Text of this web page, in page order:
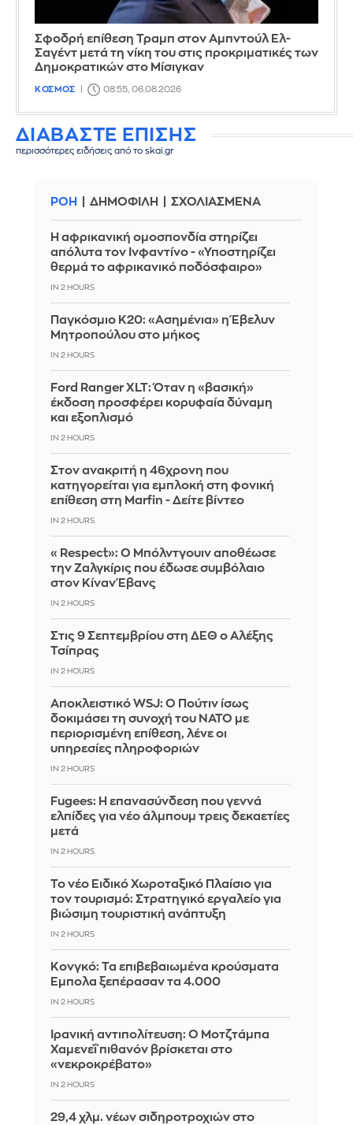
Σφοδρή επίθεση Τραμπ στον Αμπντούλ Ελ-
Σαγέντ μετά τη νίκη του στις προκριματικές των
Δημοκρατικών στο Μίσιγκαν
ΚΟΣΜΟΣ 08:55, 06.08.2026
ΔΙΑΒΑΣΤΕ ΕΠΙΣΗΣ
περισσότερες ειδήσεις από το skai.gr
ΡΟΗ ΔΗΜΟΦΙΛΗ ΣΧΟΛΙΑΣΜΕΝΑ
Η αφρικανική ομοσπονδία στηρίζει
απόλυτα τον Ινφαντίνο - «Υποστηρίζει
θερμά το αφρικανικό ποδόσφαιρο»
IN 2 HOURS
Παγκόσμιο Κ20: «Ασημένια» η Έβελυν
Μητροπούλου στο μήκος
IN 2 HOURS
Ford Ranger XLT: Όταν η «βασική»
έκδοση προσφέρει κορυφαία δύναμη
και εξοπλισμό
IN 2 HOURS
Στον ανακριτή η 46χρονη που
κατηγορείται για εμπλοκή στη φονική
επίθεση στη Marfin - Δείτε βίντεο
IN 2 HOURS
«Respect»: Ο Μπόλντγουιν αποθέωσε
την Ζαλγκίρις που έδωσε συμβόλαιο
στον Κίναν Έβανς
IN 2 HOURS
Στις 9 Σεπτεμβρίου στη ΔΕΘ ο Αλέξης
Τσίπρας
IN 2 HOURS
Αποκλειστικό WSJ: Ο Πούτιν ίσως
δοκιμάσει τη συνοχή του ΝΑΤΟ με
περιορισμένη επίθεση, λένε οι
υπηρεσίες πληροφοριών
IN 2 HOURS
Fugees: Η επανασύνδεση που γεννά
ελπίδες για νέο άλμπουμ τρεις δεκαετίες
μετά
IN 2 HOURS
Το νέο Ειδικό Χωροταξικό Πλαίσιο για
τον τουρισμό: Στρατηγικό εργαλείο για
βιώσιμη τουριστική ανάπτυξη
IN 2 HOURS
Κονγκό: Τα επιβεβαιωμένα κρούσματα
Έμπολα ξεπέρασαν τα 4.000
IN 2 HOURS
Ιρανική αντιπολίτευση: Ο Μοτζτάμπα
Χαμενεΐ πιθανόν βρίσκεται στο
«νεκροκρέβατο»
IN 2 HOURS
29,4 χλμ. νέων σιδηροτροχιών στο